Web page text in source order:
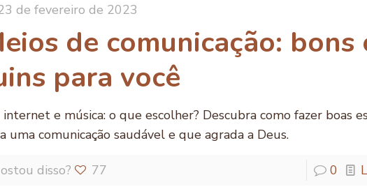
de fevereiro de 2023
de comunicação: bons
para você
internet e música: o que escolher? Descubra como fazer boas
uma comunicação saudável e que agrada a Deus.
disso? 77 0